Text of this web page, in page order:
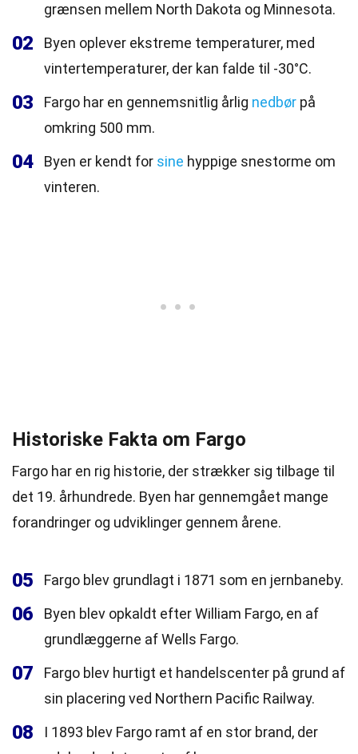
grænsen mellem North Dakota og Minnesota.
02
Byen oplever ekstreme temperaturer, med
vintertemperaturer, der kan falde til -30°C.
03 Fargo har en gennemsnitlig årlig nedbør på
omkring 500 mm.
04 Byen er kendt for sine hyppige snestorme om
vinteren.
Historiske Fakta om Fargo
Fargo har en rig historie, der strækker sig tilbage til
det 19. århundrede. Byen har gennemgået mange
forandringer og udviklinger gennem årene.
05 Fargo blev grundlagt i 1871 som en jernbaneby.
06
Byen blev opkaldt efter William Fargo, en af
grundlæggerne af Wells Fargo.
07
Fargo blev hurtigt et handelscenter på grund af
sin placering ved Northern Pacific Railway.
08
I 1893 blev Fargo ramt af en stor brand, der